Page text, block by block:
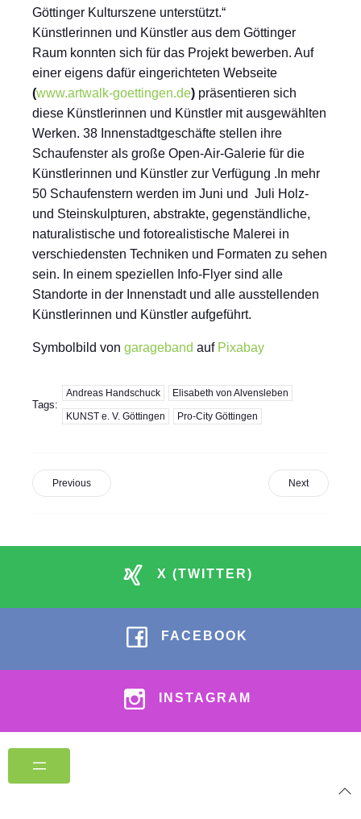
Göttinger Kulturszene unterstützt.“
Künstlerinnen und Künstler aus dem Göttinger
Raum konnten sich für das Projekt bewerben. Auf
einer eigens dafür eingerichteten Webseite
(www.artwalk-goettingen.de) präsentieren sich
diese Künstlerinnen und Künstler mit ausgewählten
Werken. 38 Innenstadtgeschäfte stellen ihre
Schaufenster als große Open-Air-Galerie für die
Künstlerinnen und Künstler zur Verfügung .In mehr
50 Schaufenstern werden im Juni und Juli Holz-
und Steinskulpturen, abstrakte, gegenständliche,
naturalistische und fotorealistische Malerei in
verschiedensten Techniken und Formaten zu sehen
sein. In einem speziellen Info-Flyer sind alle
Standorte in der Innenstadt und alle ausstellenden
Künstlerinnen und Künstler aufgeführt.
Symbolbild von garageband auf Pixabay
Tags:
Andreas Handschuck Elisabeth von Alvensleben
KUNST e. V. Göttingen Pro-City Göttingen
Previous Next
X (TWITTER)
FACEBOOK
INSTAGRAM